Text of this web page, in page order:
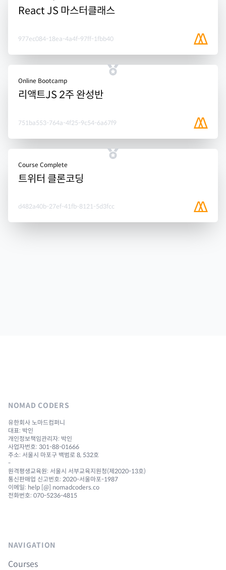
React JS 마스터클래스
977ec084-18ea-4a4f-97ff-1fbb40
Online Bootcamp
리액트JS 2주 완성반
751ba553-764a-4f25-9c54-6a67f9
Course Complete
트위터 클론코딩
d482a40b-27ef-41fb-8121-5d3fcc
NOMAD CODERS
유한회사 노마드컴퍼니
대표: 박인
개인정보책임관리자: 박인
사업자번호: 301-88-01666
주소: 서울시 마포구 백범로 8, 532호
-
원격평생교육원: 서울시 서부교육지원청(제2020-13호)
통신판매업 신고번호: 2020-서울마포-1987
이메일: help [@] nomadcoders.co
전화번호: 070-5236-4815
NAVIGATION
Courses